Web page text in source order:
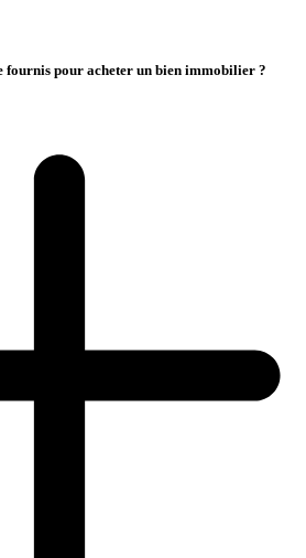
fournis pour acheter un bien immobilier ?